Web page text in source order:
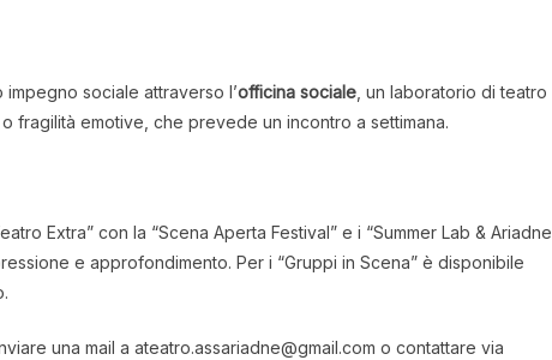
sociale attraverso l’officina sociale , un laboratorio di teatro
fragilità emotive, che prevede un incontro a settimana.
Extra” con la “Scena Aperta Festival” e i “Summer Lab & Ariadne
e approfondimento. Per i “Gruppi in Scena” è disponibile
una mail a ateatro.assariadne@gmail.com o contattare via